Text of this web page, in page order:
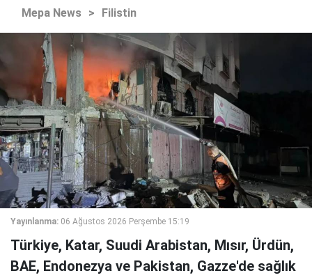
Mepa News > Filistin
Yayınlanma: 06 Ağustos 2026 Perşembe 15:19
Türkiye, Katar, Suudi Arabistan, Mısır, Ürdün,
BAE, Endonezya ve Pakistan, Gazze'de sağlık